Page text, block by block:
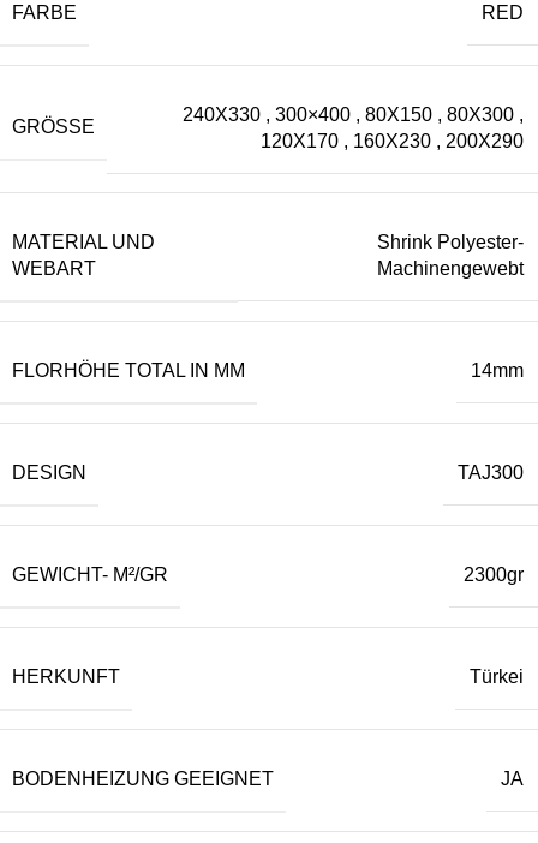
FARBE RED
GRÖSSE
240X330 , 300×400 , 80X150 , 80X300 ,
120X170 , 160X230 , 200X290
MATERIAL UND
WEBART
Shrink Polyester-
Machinengewebt
FLORHÖHE TOTAL IN MM 14mm
DESIGN TAJ300
GEWICHT- M²/GR 2300gr
HERKUNFT Türkei
BODENHEIZUNG GEEIGNET JA